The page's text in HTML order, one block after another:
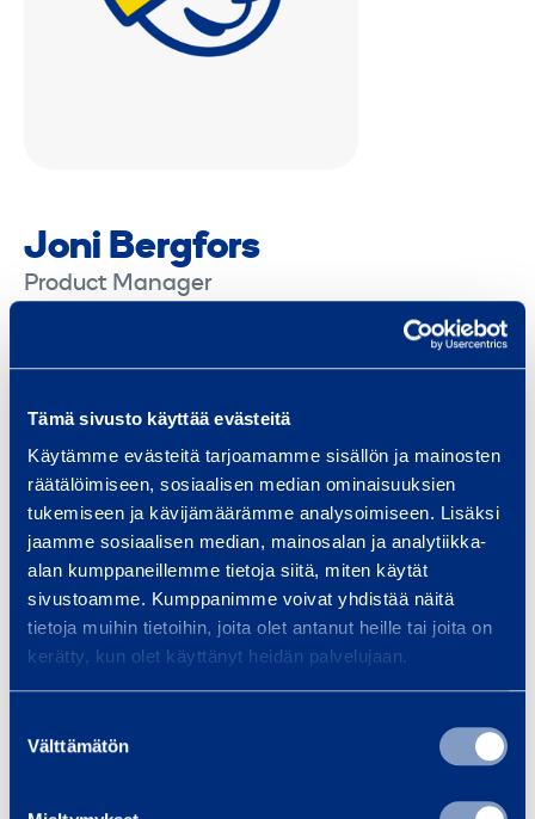
Tämä sivusto käyttää evästeitä
Käytämme evästeitä tarjoamamme sisällön ja mainosten
räätälöimiseen, sosiaalisen median ominaisuuksien
tukemiseen ja kävijämäärämme analysoimiseen. Lisäksi
jaamme sosiaalisen median, mainosalan ja analytiikka-
alan kumppaneillemme tietoja siitä, miten käytät
sivustoamme. Kumppanimme voivat yhdistää näitä
tietoja muihin tietoihin, joita olet antanut heille tai joita on
kerätty, kun olet käyttänyt heidän palvelujaan.
valinta
Välttämätön
Joni Bergfors
Product Manager
Finland Proper
Helsinki Metropolitan area
Häme Kainuu
Karelia
Northern Ostrobothnia
Pirkanmaa
Satakunta
Savonia Southern Finland
Uusimaa
Western Finland
joni.bergfors@ramirent.fi
+358 40 628 3165
Products